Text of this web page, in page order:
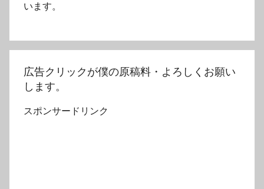
います。
広告クリックが僕の原稿料・よろしくお願い
します。
スポンサードリンク